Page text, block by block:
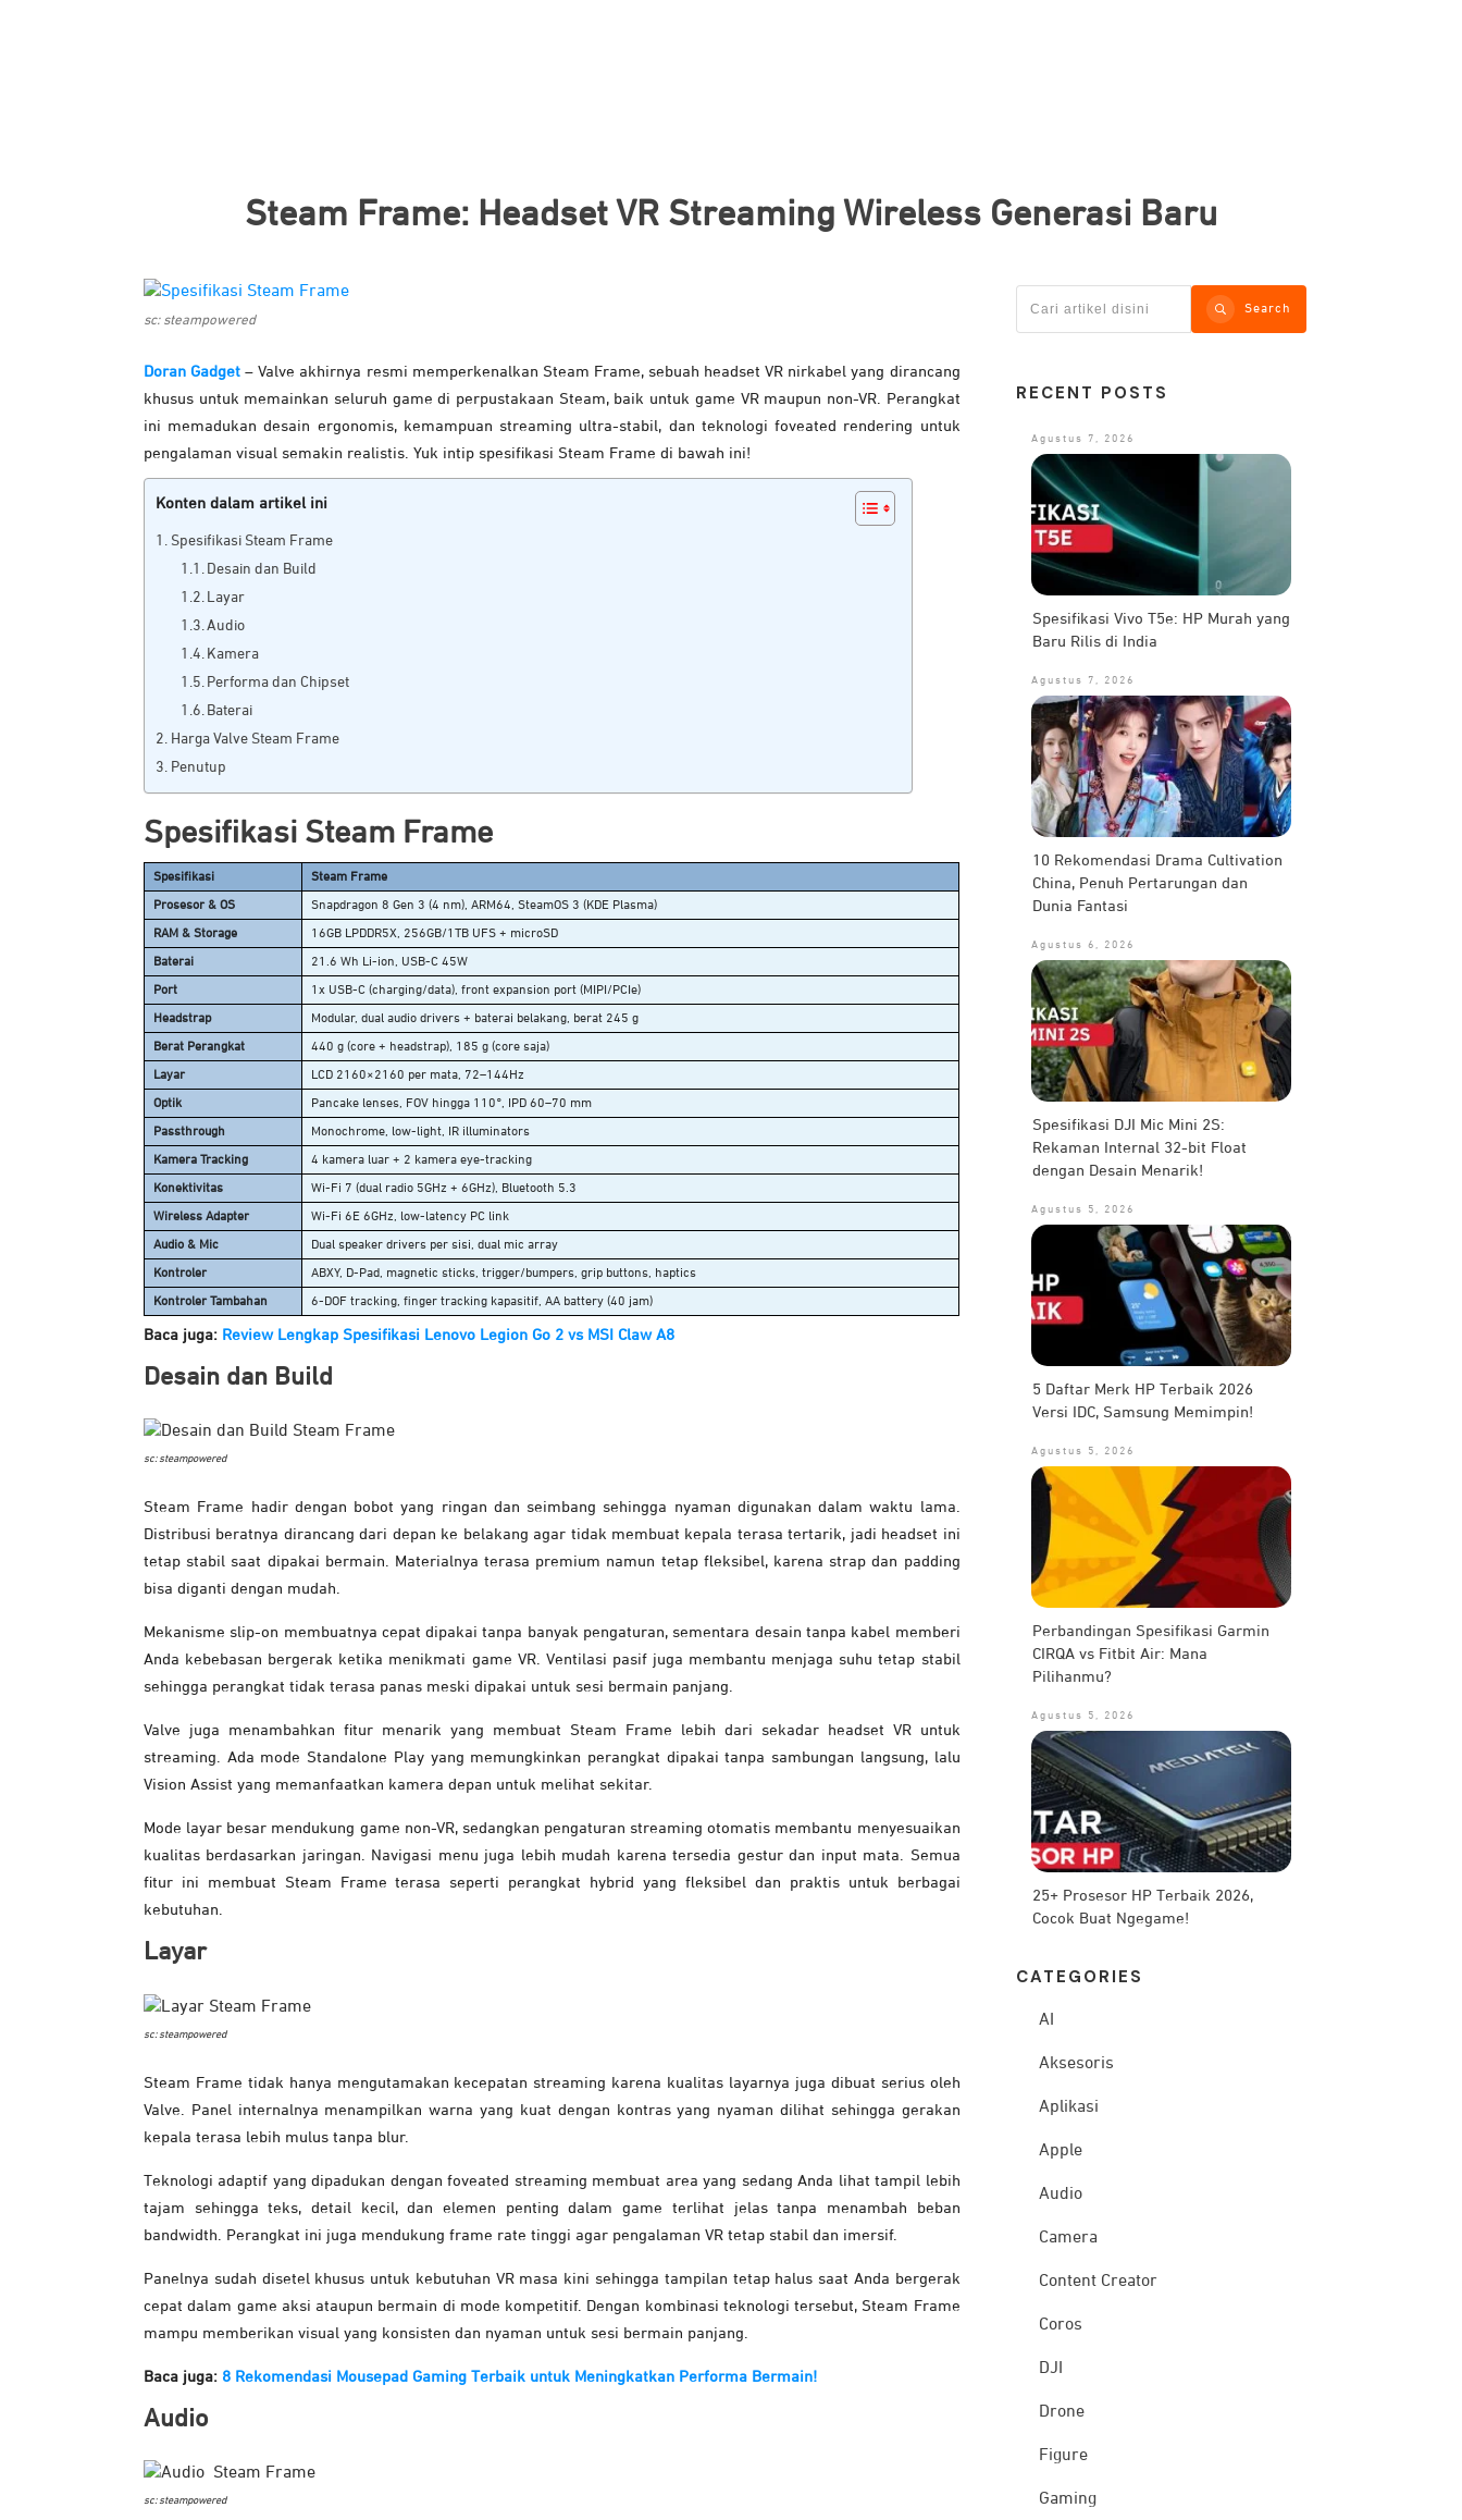
Steam Frame: Headset VR Streaming Wireless Generasi Baru
sc: steampowered
Doran Gadget – Valve akhirnya resmi memperkenalkan Steam Frame, sebuah headset VR nirkabel yang dirancang
khusus untuk memainkan seluruh game di perpustakaan Steam, baik untuk game VR maupun non-VR. Perangkat
ini memadukan desain ergonomis, kemampuan streaming ultra-stabil, dan teknologi foveated rendering untuk
pengalaman visual semakin realistis. Yuk intip spesifikasi Steam Frame di bawah ini!
Konten dalam artikel ini
Spesifikasi Steam Frame
Desain dan Build
Layar
Audio
Kamera
Performa dan Chipset
Baterai
Harga Valve Steam Frame
Penutup
Spesifikasi Steam Frame
Spesifikasi Steam Frame
Prosesor & OS Snapdragon 8 Gen 3 (4 nm), ARM64, SteamOS 3 (KDE Plasma)
RAM & Storage 16GB LPDDR5X, 256GB/1TB UFS + microSD
Baterai 21.6 Wh Li-ion, USB-C 45W
Port 1x USB-C (charging/data), front expansion port (MIPI/PCIe)
Headstrap Modular, dual audio drivers + baterai belakang, berat 245 g
Berat Perangkat 440 g (core + headstrap), 185 g (core saja)
Layar LCD 2160×2160 per mata, 72–144Hz
Optik Pancake lenses, FOV hingga 110°, IPD 60–70 mm
Passthrough Monochrome, low-light, IR illuminators
Kamera Tracking 4 kamera luar + 2 kamera eye-tracking
Konektivitas Wi-Fi 7 (dual radio 5GHz + 6GHz), Bluetooth 5.3
Wireless Adapter Wi-Fi 6E 6GHz, low-latency PC link
Audio & Mic Dual speaker drivers per sisi, dual mic array
Kontroler ABXY, D-Pad, magnetic sticks, trigger/bumpers, grip buttons, haptics
Kontroler Tambahan 6-DOF tracking, finger tracking kapasitif, AA battery (40 jam)
Baca juga: Review Lengkap Spesifikasi Lenovo Legion Go 2 vs MSI Claw A8
Desain dan Build
sc: steampowered
Steam Frame hadir dengan bobot yang ringan dan seimbang sehingga nyaman digunakan dalam waktu lama.
Distribusi beratnya dirancang dari depan ke belakang agar tidak membuat kepala terasa tertarik, jadi headset ini
tetap stabil saat dipakai bermain. Materialnya terasa premium namun tetap fleksibel, karena strap dan padding
bisa diganti dengan mudah.
Mekanisme slip-on membuatnya cepat dipakai tanpa banyak pengaturan, sementara desain tanpa kabel memberi
Anda kebebasan bergerak ketika menikmati game VR. Ventilasi pasif juga membantu menjaga suhu tetap stabil
sehingga perangkat tidak terasa panas meski dipakai untuk sesi bermain panjang.
Valve juga menambahkan fitur menarik yang membuat Steam Frame lebih dari sekadar headset VR untuk
streaming. Ada mode Standalone Play yang memungkinkan perangkat dipakai tanpa sambungan langsung, lalu
Vision Assist yang memanfaatkan kamera depan untuk melihat sekitar.
Mode layar besar mendukung game non-VR, sedangkan pengaturan streaming otomatis membantu menyesuaikan
kualitas berdasarkan jaringan. Navigasi menu juga lebih mudah karena tersedia gestur dan input mata. Semua
fitur ini membuat Steam Frame terasa seperti perangkat hybrid yang fleksibel dan praktis untuk berbagai
kebutuhan.
Layar
sc: steampowered
Steam Frame tidak hanya mengutamakan kecepatan streaming karena kualitas layarnya juga dibuat serius oleh
Valve. Panel internalnya menampilkan warna yang kuat dengan kontras yang nyaman dilihat sehingga gerakan
kepala terasa lebih mulus tanpa blur.
Teknologi adaptif yang dipadukan dengan foveated streaming membuat area yang sedang Anda lihat tampil lebih
tajam sehingga teks, detail kecil, dan elemen penting dalam game terlihat jelas tanpa menambah beban
bandwidth. Perangkat ini juga mendukung frame rate tinggi agar pengalaman VR tetap stabil dan imersif.
Panelnya sudah disetel khusus untuk kebutuhan VR masa kini sehingga tampilan tetap halus saat Anda bergerak
cepat dalam game aksi ataupun bermain di mode kompetitif. Dengan kombinasi teknologi tersebut, Steam Frame
mampu memberikan visual yang konsisten dan nyaman untuk sesi bermain panjang.
Baca juga: 8 Rekomendasi Mousepad Gaming Terbaik untuk Meningkatkan Performa Bermain!
Audio
sc: steampowered
Search
RECENT POSTS
Agustus 7, 2026
Spesifikasi Vivo T5e: HP Murah yang
Baru Rilis di India
Agustus 7, 2026
10 Rekomendasi Drama Cultivation
China, Penuh Pertarungan dan
Dunia Fantasi
Agustus 6, 2026
Spesifikasi DJI Mic Mini 2S:
Rekaman Internal 32-bit Float
dengan Desain Menarik!
Agustus 5, 2026
5 Daftar Merk HP Terbaik 2026
Versi IDC, Samsung Memimpin!
Agustus 5, 2026
Perbandingan Spesifikasi Garmin
CIRQA vs Fitbit Air: Mana
Pilihanmu?
Agustus 5, 2026
25+ Prosesor HP Terbaik 2026,
Cocok Buat Ngegame!
CATEG ORIES
AI
Aksesoris
Aplikasi
Apple
Audio
Camera
Content Creator
Coros
DJI
Drone
Figure
Gaming